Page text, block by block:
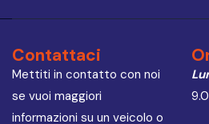
Contattaci
Mettiti in contatto con noi
se vuoi maggiori
informazioni su un veicolo o